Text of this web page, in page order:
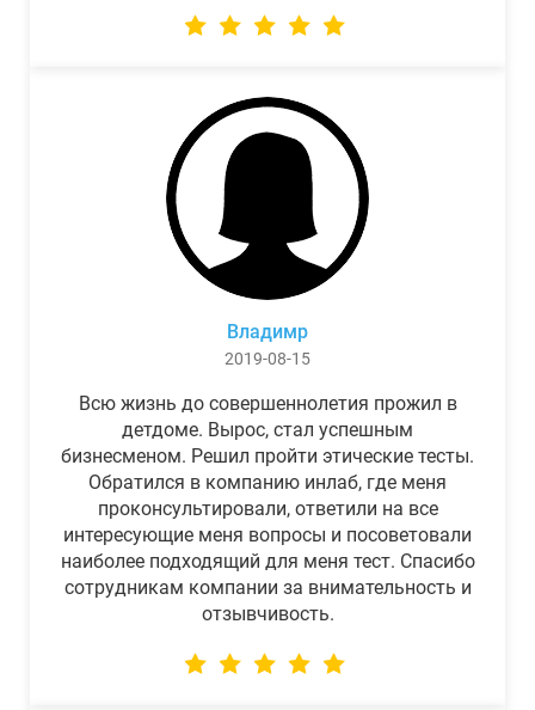
Владимр
2019-08-15
Всю жизнь до совершеннолетия прожил в
детдоме. Вырос, стал успешным
бизнесменом. Решил пройти этические тесты.
Обратился в компанию инлаб, где меня
проконсультировали, ответили на все
интересующие меня вопросы и посоветовали
наиболее подходящий для меня тест. Спасибо
сотрудникам компании за внимательность и
отзывчивость.